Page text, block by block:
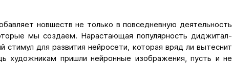
новшеств не только в повседневную деятельность
мы создаем. Нарастающая популярность диджитал-
для развития нейросети, которая вряд ли вытеснит
художникам пришли нейронные изображения, пусть и не